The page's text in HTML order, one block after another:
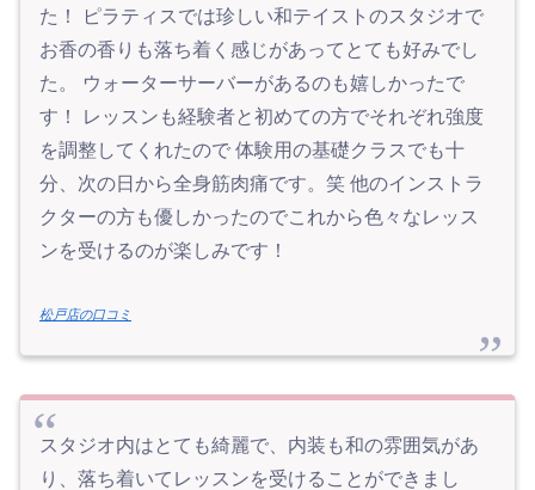
た！ ピラティスでは珍しい和テイストのスタジオで
お香の香りも落ち着く感じがあってとても好みでし
た。 ウォーターサーバーがあるのも嬉しかったで
す！ レッスンも経験者と初めての方でそれぞれ強度
を調整してくれたので 体験用の基礎クラスでも十
分、次の日から全身筋肉痛です。笑 他のインストラ
クターの方も優しかったのでこれから色々なレッス
ンを受けるのが楽しみです！
松戸店の口コミ
スタジオ内はとても綺麗で、内装も和の雰囲気があ
り、落ち着いてレッスンを受けることができまし